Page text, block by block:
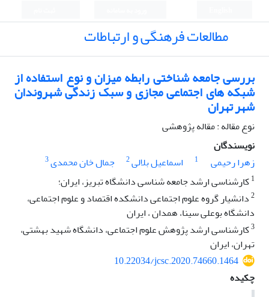
مطالعات فرهنگی و ارتباطات
بررسی جامعه شناختی رابطه میزان و نوع استفاده از
شبکه های اجتماعی مجازی و سبک زندگی شهروندان
شهر تهران
نوع مقاله : مقاله پژوهشی
نویسندگان
زهرا رحیمی
1 اسماعیل بلالی2 جمال خان محمدی3
1کارشناسی ارشد جامعه شناسی دانشگاه تبریز، ایران؛
2دانشیار گروه علوم اجتماعی دانشکده اقتصاد و علوم اجتماعی،
دانشگاه بوعلی سینا، همدان ، ایران
3کارشناسی ارشد پژوهش علوم اجتماعی، دانشگاه شهید بهشتی،
تهران، ایران
10.22034/jcsc.2020.74660.1464
چکیده